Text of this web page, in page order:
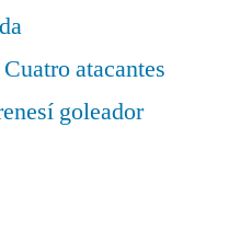
atacantes
goleador